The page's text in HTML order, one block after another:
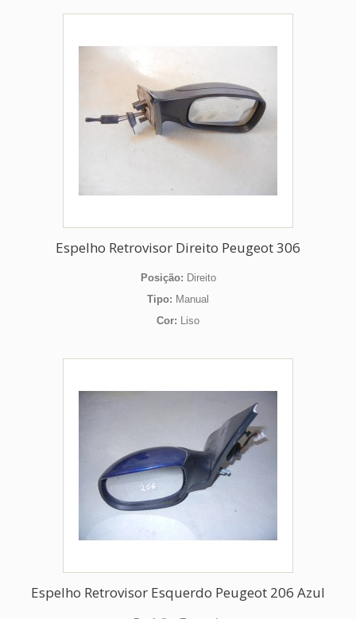
Espelho Retrovisor Direito Peugeot 306
Posição: Direito
Tipo: Manual
Cor: Liso
Espelho Retrovisor Esquerdo Peugeot 206 Azul